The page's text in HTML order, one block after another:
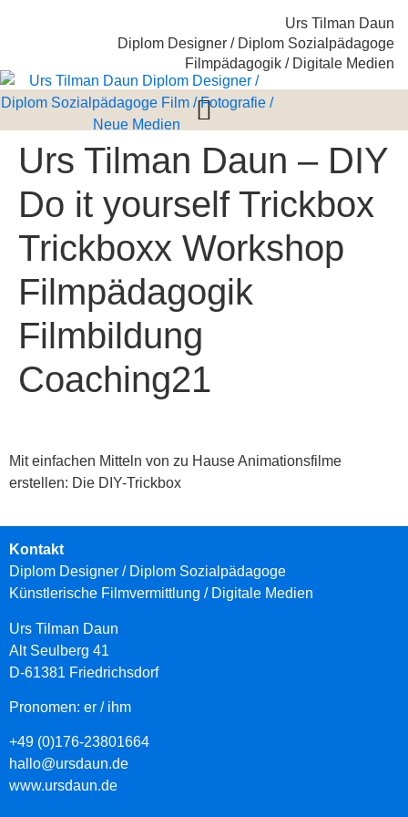
Urs Tilman Daun
Diplom Designer / Diplom Sozialpädagoge
Filmpädagogik / Digitale Medien
Urs Tilman Daun – DIY
Do it yourself Trickbox
Trickboxx Workshop
Filmpädagogik
Filmbildung
Coaching21
Mit einfachen Mitteln von zu Hause Animationsfilme
erstellen: Die DIY-Trickbox
Kontakt
Diplom Designer / Diplom Sozialpädagoge
Künstlerische Filmvermittlung / Digitale Medien
Urs Tilman Daun
Alt Seulberg 41
D-61381 Friedrichsdorf
Pronomen: er / ihm
+49 (0)176-23801664
hallo@ursdaun.de
www.ursdaun.de